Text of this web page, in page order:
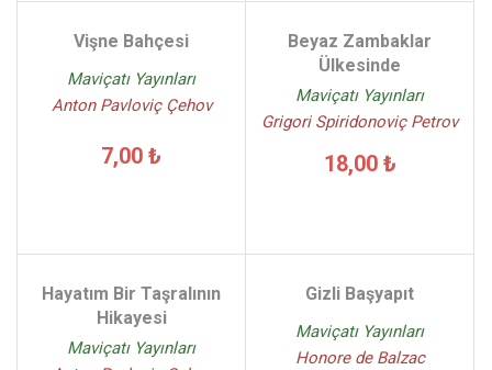
Vişne Bahçesi
Maviçatı Yayınları
Anton Pavloviç Çehov
7,00 ₺
Beyaz Zambaklar
Ülkesinde
Maviçatı Yayınları
Grigori Spiridonoviç Petrov
18,00 ₺
Hayatım Bir Taşralının
Hikayesi
Maviçatı Yayınları
Gizli Başyapıt
Maviçatı Yayınları
Honore de Balzac